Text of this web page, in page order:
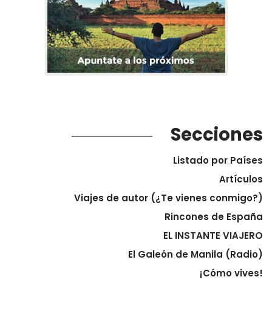
Secciones
Listado por Países
Artículos
Viajes de autor (¿Te vienes conmigo?)
Rincones de España
EL INSTANTE VIAJERO
El Galeón de Manila (Radio)
¡Cómo vives!